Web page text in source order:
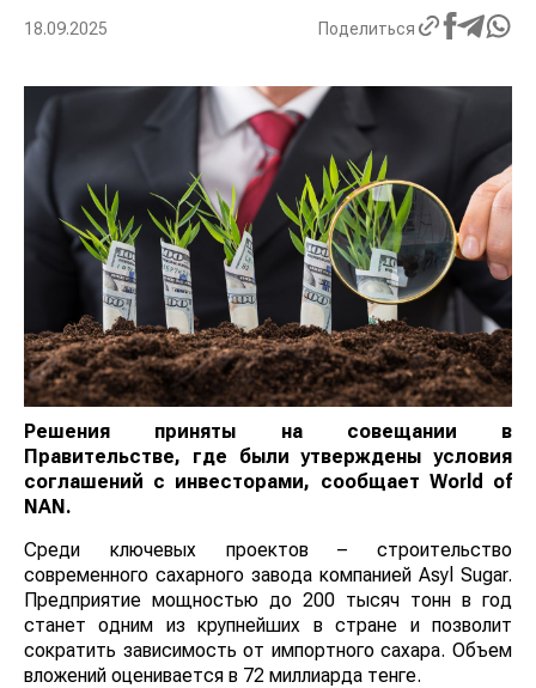
18.09.2025 Поделиться
Решения приняты на совещании в
Правительстве, где были утверждены условия
соглашений с инвесторами, сообщает World
of
NAN.
Среди ключевых проектов – строительство
современного сахарного завода компанией Asyl Sugar.
Предприятие мощностью до 200 тысяч тонн в год
станет одним из крупнейших в стране и позволит
сократить зависимость от импортного сахара. Объем
вложений оценивается в 72 миллиарда тенге.